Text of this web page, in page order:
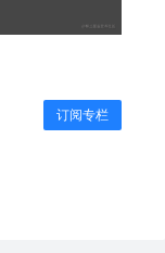
订阅专栏